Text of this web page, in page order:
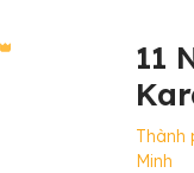
11
Thành
Minh